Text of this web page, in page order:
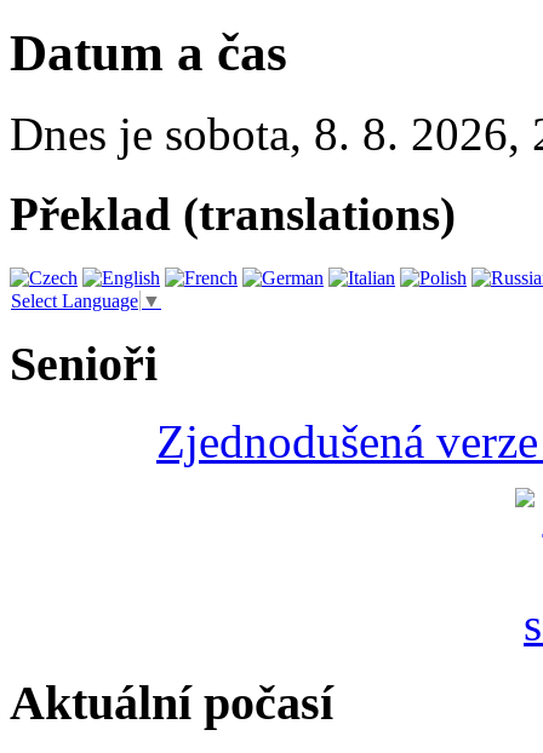
Datum a čas
Dnes je sobota, 8. 8. 2026,
Překlad (translations)
Select Language ▼
Senioři
Zjednodušená
Aktuální počasí